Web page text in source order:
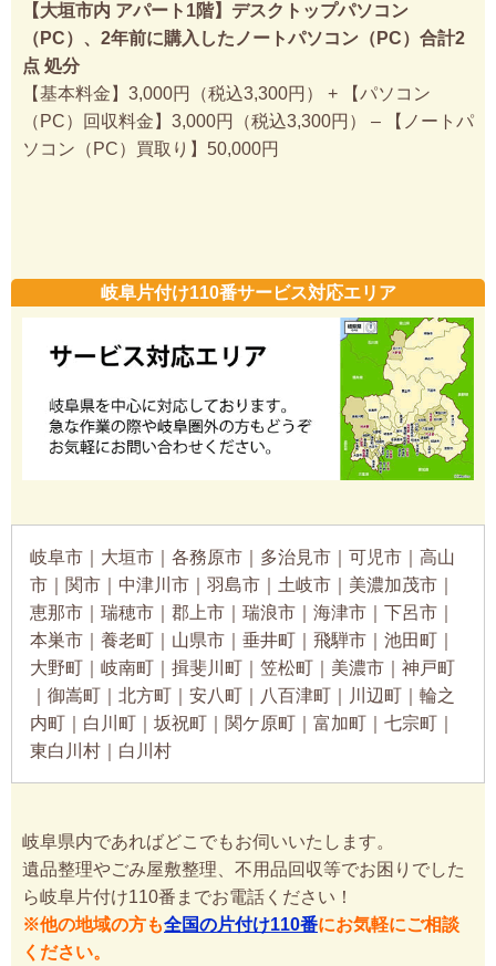
【大垣市内 アパート1階】デスクトップパソコン
（PC）、2年前に購入したノートパソコン（PC）合計2
点 処分
【基本料金】3,000円（税込3,300円） + 【パソコン
（PC）回収料金】3,000円（税込3,300円） – 【ノートパ
ソコン（PC）買取り】50,000円
岐阜片付け110番サービス対応エリア
岐阜市｜大垣市｜各務原市｜多治見市｜可児市｜高山
市｜関市｜中津川市｜羽島市｜土岐市｜美濃加茂市｜
恵那市｜瑞穂市｜郡上市｜瑞浪市｜海津市｜下呂市｜
本巣市｜養老町｜山県市｜垂井町｜飛騨市｜池田町｜
大野町｜岐南町｜揖斐川町｜笠松町｜美濃市｜神戸町
｜御嵩町｜北方町｜安八町｜八百津町｜川辺町｜輪之
内町｜白川町｜坂祝町｜関ケ原町｜富加町｜七宗町｜
東白川村｜白川村
岐阜県内であればどこでもお伺いいたします。
遺品整理やごみ屋敷整理、不用品回収等でお困りでした
ら岐阜片付け110番までお電話ください！
※他の地域の方も全国の片付け110番にお気軽にご相談
ください。